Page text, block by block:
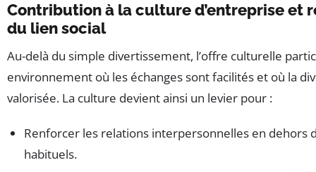
Contribution à la culture d’entreprise et
du lien social
Au-delà du simple divertissement, l’offre culturelle
environnement où les échanges sont facilités et où la
valorisée. La culture devient ainsi un levier pour :
Renforcer les relations interpersonnelles en dehors
habituels.